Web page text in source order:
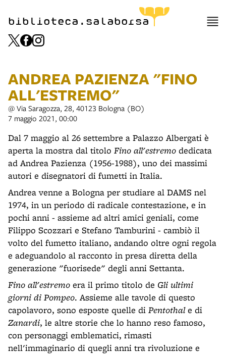
biblioteca.salaborsa
ANDREA PAZIENZA "FINO
ALL'ESTREMO"
@ Via Saragozza, 28, 40123 Bologna (BO)
7 maggio 2021, 00:00
Dal 7 maggio al 26 settembre a Palazzo Albergati è
aperta la mostra dal titolo Fino all'estremo dedicata
ad Andrea Pazienza (1956-1988), uno dei massimi
autori e disegnatori di fumetti in Italia.
Andrea venne a Bologna per studiare al DAMS nel
1974, in un periodo di radicale contestazione, e in
pochi anni - assieme ad altri amici geniali, come
Filippo Scozzari e Stefano Tamburini - cambiò il
volto del fumetto italiano, andando oltre ogni regola
e adeguandolo al racconto in presa diretta della
generazione "fuorisede" degli anni Settanta.
Fino all'estremo era il primo titolo de Gli ultimi
giorni di Pompeo. Assieme alle tavole di questo
capolavoro, sono esposte quelle di Pentothale di
Zanardi, le altre storie che lo hanno reso famoso,
con personaggi emblematici, rimasti
nell'immaginario di quegli anni tra rivoluzione e